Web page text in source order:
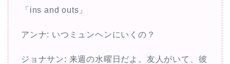
「ins and outs」
アンナ: いつミュンヘンにいくの？
ジョナサン: 来週の水曜日だよ。友人がいて、彼